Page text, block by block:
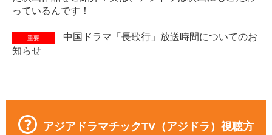
っているんです！
重要
中国ドラマ「長歌行」放送時間についてのお
知らせ
アジアドラマチックTV（アジドラ）視聴方